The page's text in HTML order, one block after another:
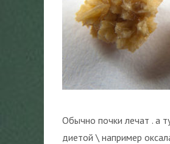
Обычно почки лечат . а
диетой \ например